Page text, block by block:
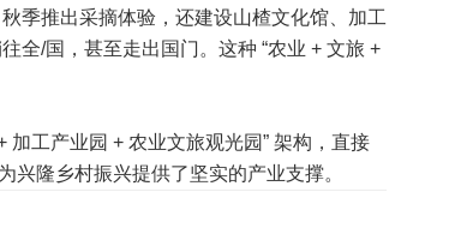
季推出采摘体验，还建设山楂文化馆、加工
全/国，甚至走出国门。这种 “农业 + 文旅 +
工产业园 + 农业文旅观光园” 架构，直接
隆乡村振兴提供了坚实的产业支撑。